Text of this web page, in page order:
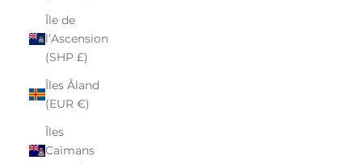
Île de
l’Ascension
(SHP £)
Îles Åland
(EUR €)
Îles
Caïmans